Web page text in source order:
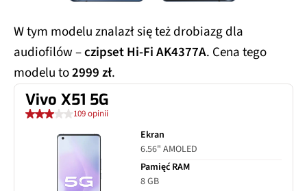
W tym modelu znalazł się też drobiazg dla
audiofilów –czipset Hi-Fi AK4377A. Cena tego
modelu to2999 zł.
Vivo X51 5G
109 opinii
Ekran
6.56" AMOLED
Pamięć RAM
8 GB